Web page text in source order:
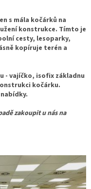
s mála kočárků na
konstrukce. Tímto je
cesty, lesoparky,
kopíruje terén a
- vajíčko, isofix základnu
kočárku.
zakoupit u nás na